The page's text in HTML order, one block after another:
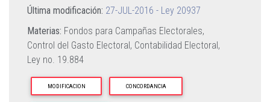
Última modificación: 27-JUL-2016 - Ley 20937
Materias: Fondos para Campañas Electorales,
Control del Gasto Electoral, Contabilidad Electoral,
Ley no. 19.884
MODIFICACION CONCORDANCIA